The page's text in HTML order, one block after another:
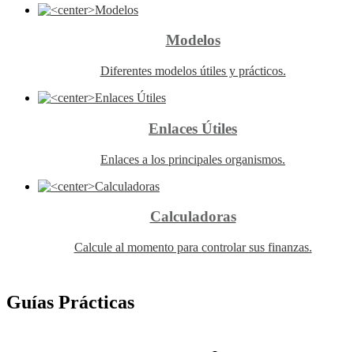
Modelos
Diferentes modelos útiles y prácticos.
Enlaces Útiles
Enlaces a los principales organismos.
Calculadoras
Calcule al momento para controlar sus finanzas.
Guías Prácticas